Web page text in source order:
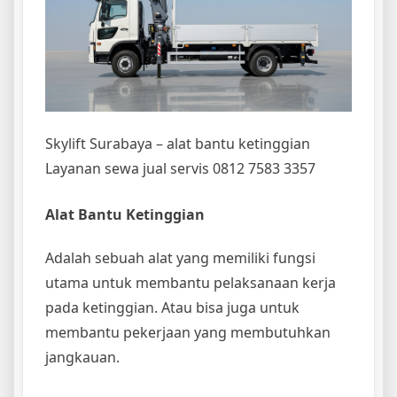
Skylift Surabaya – alat bantu ketinggian
Layanan sewa jual servis 0812 7583 3357
Alat Bantu Ketinggian
Adalah sebuah alat yang memiliki fungsi
utama untuk membantu pelaksanaan kerja
pada ketinggian. Atau bisa juga untuk
membantu pekerjaan yang membutuhkan
jangkauan.